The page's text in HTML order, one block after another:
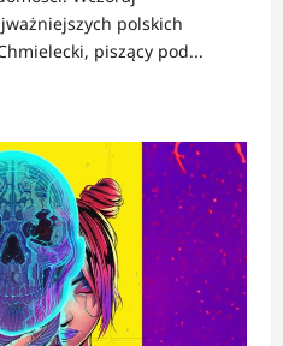
polskich
piszący pod...